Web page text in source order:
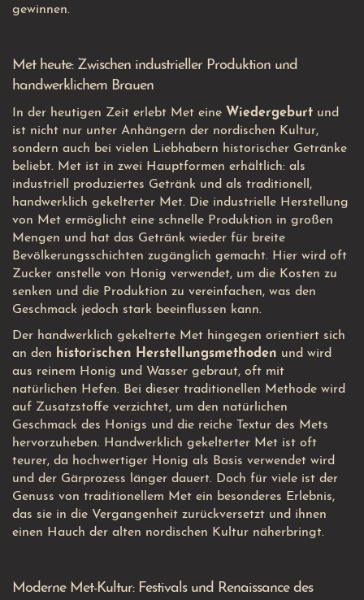
gewinnen.
Met heute: Zwischen industrieller Produktion und
handwerklichem Brauen
In der heutigen Zeit erlebt Met eine Wiedergeburt und
ist nicht nur unter Anhängern der nordischen Kultur,
sondern auch bei vielen Liebhabern historischer Getränke
beliebt. Met ist in zwei Hauptformen erhältlich: als
industriell produziertes Getränk und als traditionell,
handwerklich gekelterter Met. Die industrielle Herstellung
von Met ermöglicht eine schnelle Produktion in großen
Mengen und hat das Getränk wieder für breite
Bevölkerungsschichten zugänglich gemacht. Hier wird oft
Zucker anstelle von Honig verwendet, um die Kosten zu
senken und die Produktion zu vereinfachen, was den
Geschmack jedoch stark beeinflussen kann.
Der handwerklich gekelterte Met hingegen orientiert sich
an den historischen Herstellungsmethoden und wird
aus reinem Honig und Wasser gebraut, oft mit
natürlichen Hefen. Bei dieser traditionellen Methode wird
auf Zusatzstoffe verzichtet, um den natürlichen
Geschmack des Honigs und die reiche Textur des Mets
hervorzuheben. Handwerklich gekelterter Met ist oft
teurer, da hochwertiger Honig als Basis verwendet wird
und der Gärprozess länger dauert. Doch für viele ist der
Genuss von traditionellem Met ein besonderes Erlebnis,
das sie in die Vergangenheit zurückversetzt und ihnen
einen Hauch der alten nordischen Kultur näherbringt.
Moderne Met-Kultur: Festivals und Renaissance des